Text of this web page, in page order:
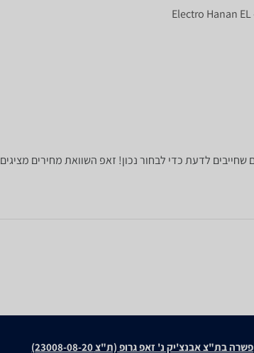
פשרה בת"צ אבנצ'יק נ' זאפ גרופ (ת"צ 23008-08-20)